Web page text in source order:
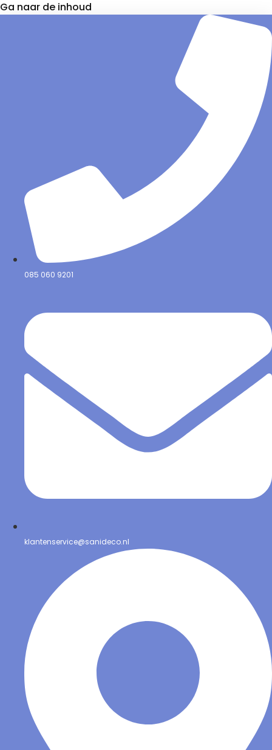
Ga naar de inhoud
085 060 9201
klantenservice@sanideco.nl